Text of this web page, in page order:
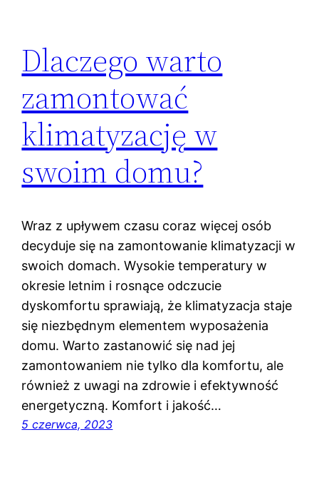
Dlaczego warto
zamontować
klimatyzację w
swoim domu?
Wraz z upływem czasu coraz więcej osób
decyduje się na zamontowanie klimatyzacji w
swoich domach. Wysokie temperatury w
okresie letnim i rosnące odczucie
dyskomfortu sprawiają, że klimatyzacja staje
się niezbędnym elementem wyposażenia
domu. Warto zastanowić się nad jej
zamontowaniem nie tylko dla komfortu, ale
również z uwagi na zdrowie i efektywność
energetyczną. Komfort i jakość…
5 czerwca, 2023